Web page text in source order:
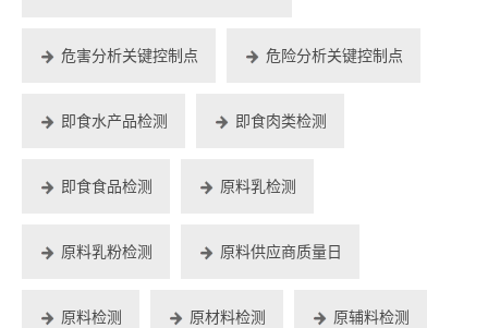
危害分析关键控制点 危险分析关键控制点
即食水产品检测 即食肉类检测
即食食品检测 原料乳检测
原料乳粉检测 原料供应商质量日
原料检测 原材料检测 原辅料检测